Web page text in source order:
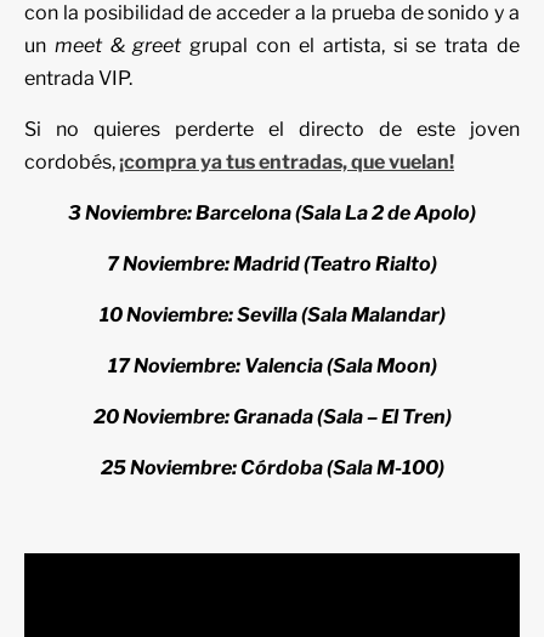
con la posibilidad de acceder a la prueba de sonido y a
un meet & greetgrupal con el artista, si se trata de
entrada VIP.
Si no quieres perderte el directo de este joven
cordobés,¡compra ya tus entradas, que vuelan!
3 Noviembre: Barcelona (Sala La 2 de Apolo)
7 Noviembre: Madrid (Teatro Rialto)
10 Noviembre: Sevilla (Sala Malandar)
17 Noviembre: Valencia (Sala Moon)
20 Noviembre: Granada (Sala – El Tren)
25 Noviembre: Córdoba (Sala M-100)